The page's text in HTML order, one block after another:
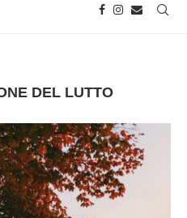
DEL LUTTO